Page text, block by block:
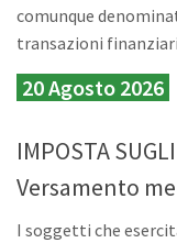
comunque
transazioni
20 Agosto 2026
IMPOSTA
Versamento
I soggetti che